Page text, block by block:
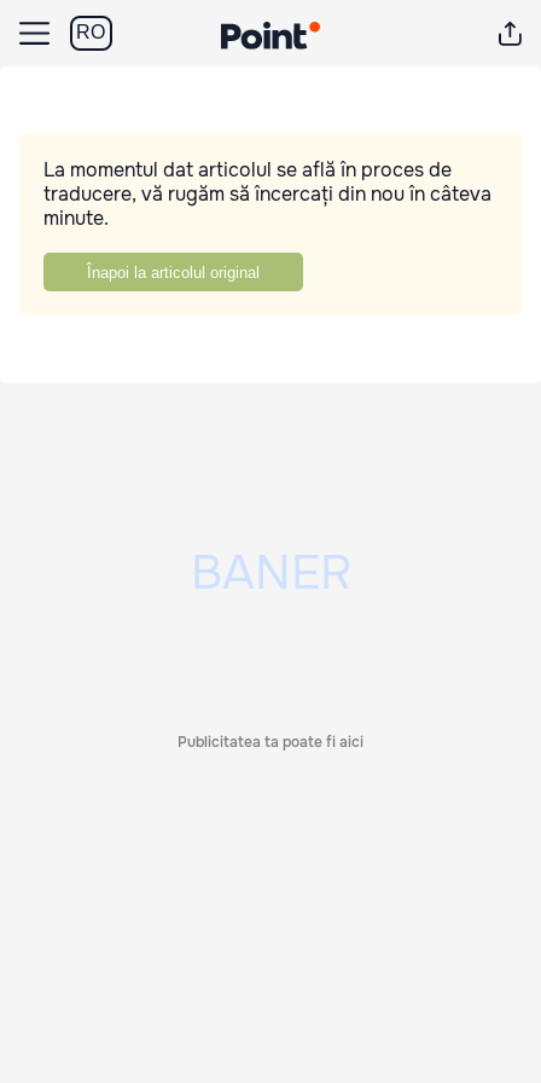
RO
La momentul dat articolul se află în proces de
traducere, vă rugăm să încercați din nou în câteva
minute.
Înapoi la articolul original
Publicitatea ta poate fi aici